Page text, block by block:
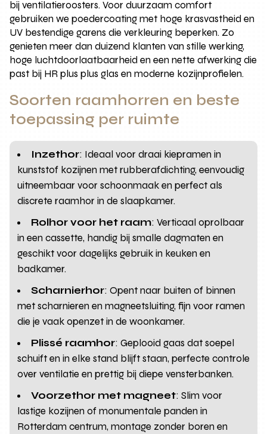
bij ventilatieroosters. Voor duurzaam comfort
gebruiken we poedercoating met hoge krasvastheid en
UV bestendige garens die verkleuring beperken. Zo
genieten meer dan duizend klanten van stille werking,
hoge luchtdoorlaatbaarheid en een nette afwerking die
past bij HR plus plus glas en moderne kozijnprofielen.
Soorten raamhorren en beste
toepassing per ruimte
Inzethor: Ideaal voor draai kiepramen in
kunststof kozijnen met rubberafdichting, eenvoudig
uitneembaar voor schoonmaak en perfect als
discrete raamhor in de slaapkamer.
Rolhor voor het raam: Verticaal oprolbaar
in een cassette, handig bij smalle dagmaten en
geschikt voor dagelijks gebruik in keuken en
badkamer.
Scharnierhor: Opent naar buiten of binnen
met scharnieren en magneetsluiting, fijn voor ramen
die je vaak openzet in de woonkamer.
Plissé raamhor: Geplooid gaas dat soepel
schuift en in elke stand blijft staan, perfecte controle
over ventilatie en prettig bij diepe vensterbanken.
Voorzethor met magneet: Slim voor
lastige kozijnen of monumentale panden in
Rotterdam centrum, montage zonder boren en